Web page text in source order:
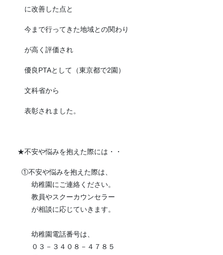
に改善した点と
今まで行ってきた地域との関わり
が高く評価され
優良PTAとして（東京都で2園）
文科省から
表彰されました。
★不安や悩みを抱えた際には・・
①不安や悩みを抱えた際は、
幼稚園にご連絡ください。
教員やスクーカウンセラー
が相談に応じていきます。
幼稚園電話番号は、
０３－３４０８－４７８５